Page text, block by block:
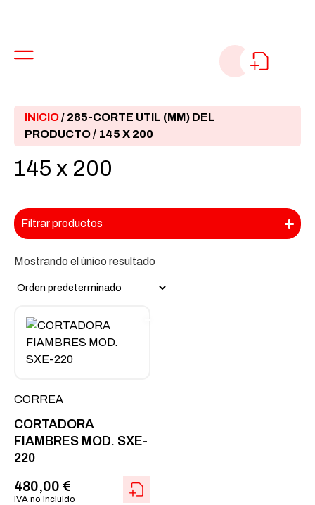
INICIO/ 285-CORTE UTIL (MM) DEL
PRODUCTO / 145 X 200
145 x 200
Filtrar productos
Mostrando el único resultado
CORREA
CORTADORA
FIAMBRES MOD. SXE-
220
480,00 €
IVA no incluido